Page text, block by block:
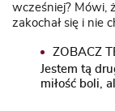
wcześniej? Mówi,
zakochał się i nie
ZOBACZ
Jestem tą
miłość boli,